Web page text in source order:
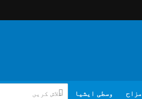
وسطی ایشیا